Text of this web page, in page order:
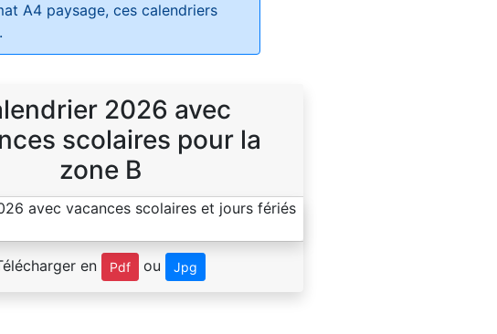
A4 paysage, ces calendriers
2026 avec
scolaires pour la
zone B
en Pdf ou Jpg